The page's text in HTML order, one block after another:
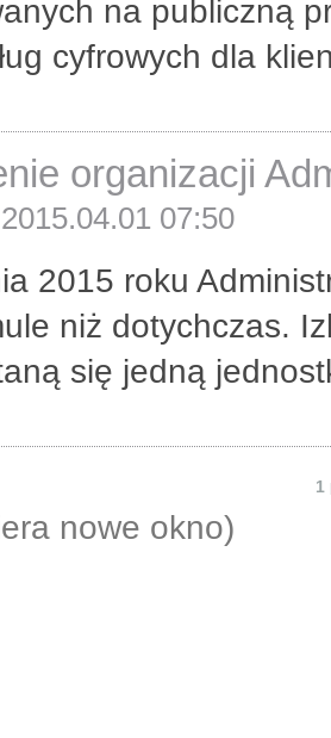
na publiczną
cyfrowych dla
organizacji
2015.04.01 07:50
2015 roku
niż dotychczas.
się jedną
1
nowe okno)